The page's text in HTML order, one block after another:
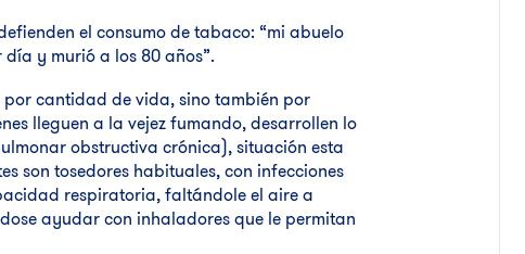
el consumo de tabaco: “mi abuelo
y murió a los 80 años”.
cantidad de vida, sino también por
lleguen a la vejez fumando, desarrollen lo
obstructiva crónica), situación esta
son tosedores habituales, con infecciones
respiratoria, faltándole el aire a
ayudar con inhaladores que le permitan